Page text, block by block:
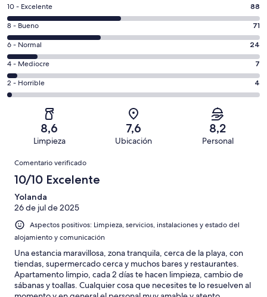
88
comentarios
de
un
total
de
194
con
puntuación
10 - Excelente 88
71
comentarios
de
un
total
de
puntuación
8 - Bueno 71
24
comentarios
de
un
total
puntuación
Normal
6 - Normal 24
7
comentarios
de
una
puntuación
Mediocre
4 - Mediocre 7
4
comentarios
194
una
puntuación
de
2 - Horrible 4
8,6
Limpieza
7,6
Ubicación
8,2
Personal
Comentarios
Comentario verificado
10/10 Excelente
Yolanda
26 de jul de 2025
Aspectos positivos: Limpieza, servicios, instalaciones y estado del
alojamiento y comunicación
Una estancia maravillosa, zona tranquila, cerca de la playa, con
tiendas, supermercado cerca y muchos bares y restaurantes.
Apartamento limpio, cada 2 días te hacen limpieza, cambio de
sábanas y toallas. Cualquier cosa que necesites te lo resuelven al